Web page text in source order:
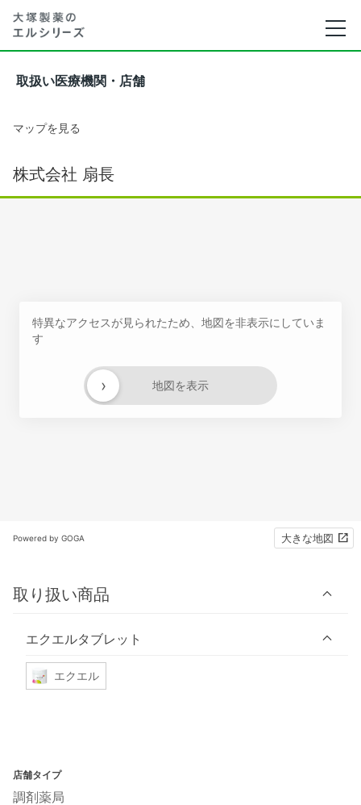
取扱い医療機関・店舗
マップを見る
株式会社 扇長
特異なアクセスが見られたため、地図を非表示にしていま
す
地図を表示
›
Powered by GOGA 大きな地図
取り扱い商品
エクエルタブレット
エクエル
店舗タイプ
調剤薬局